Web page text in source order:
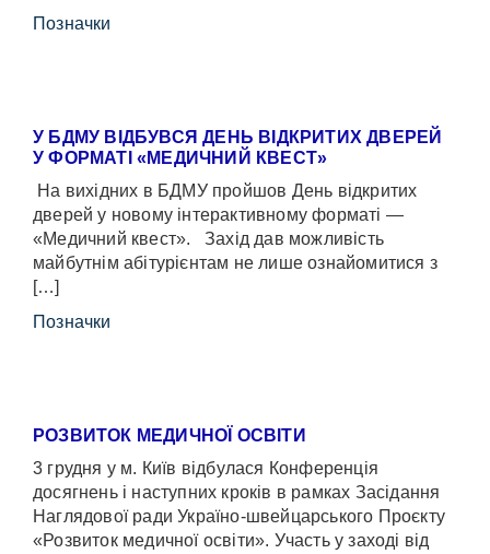
Позначки
У БДМУ ВІДБУВСЯ ДЕНЬ ВІДКРИТИХ ДВЕРЕЙ
У ФОРМАТІ «МЕДИЧНИЙ КВЕСТ»
На вихідних в БДМУ пройшов День відкритих
дверей у новому інтерактивному форматі —
«Медичний квест». Захід дав можливість
майбутнім абітурієнтам не лише ознайомитися з
[…]
Позначки
РОЗВИТОК МЕДИЧНОЇ ОСВІТИ
3 грудня у м. Київ відбулася Конференція
досягнень і наступних кроків в рамках Засідання
Наглядової ради Україно-швейцарського Проєкту
«Розвиток медичної освіти». Участь у заході від